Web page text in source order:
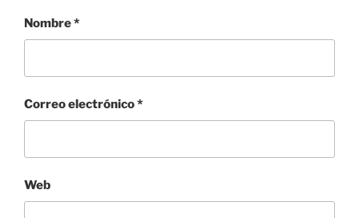
Nombre*
Correo electrónico*
Web